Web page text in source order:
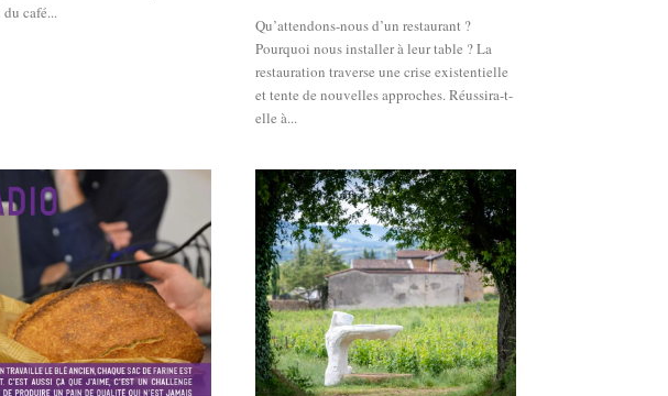
café...
Qu’attendons-nous d’un restaurant ?
Pourquoi nous installer à leur table ? La
restauration traverse une crise existentielle
et tente de nouvelles approches. Réussira-t-
elle à...